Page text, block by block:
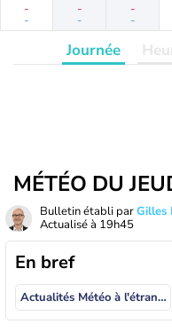
-
-
-
-
-
-
Journée
MÉTÉO DU
Bulletin établi parGilles
Actualisé à 19h45
En bref
Actualités Météo à l'étranger